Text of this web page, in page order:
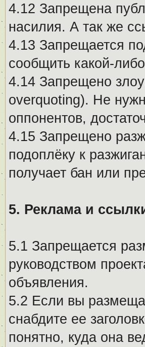
4.12 Запрещена
насилия. А так же
4.13 Запрещается
сообщить какой-
4.14 Запрещено
overquoting). Не
оппонентов,
4.15 Запрещено
подоплёку к
получает бан или
5. Реклама и
5.1 Запрещается
руководством
объявления.
5.2 Если вы
снабдите ее
понятно, куда она